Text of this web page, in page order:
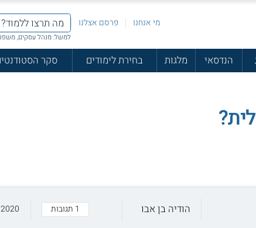
מי אנחנו פרסם אצלנו
למשל: מנהל עסקים,
הנדסאי מלגות בחירת לימודים סקר
הודיה בן אבו 1 תגובות